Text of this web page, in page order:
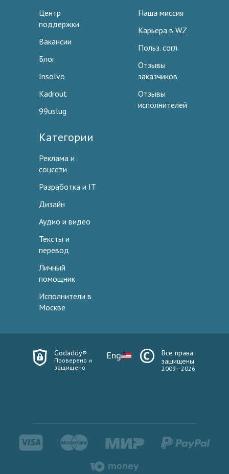
Центр
поддержки
Вакансии
Блог
Insolvo
Kadrout
99uslug
Наша миссия
Карьера в WZ
Польз. согл.
Отзывы
заказчиков
Отзывы
исполнителей
Категории
Реклама и
соцсети
Разработка и IT
Дизайн
Аудио и видео
Тексты и
перевод
Личный
помощник
Исполнители в
Москве
Godaddy®
Проверено и
защищено
Eng
Все права
защищены
2009—2026